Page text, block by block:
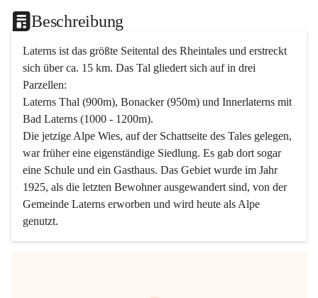
Beschreibung
Laterns ist das größte Seitental des Rheintales und erstreckt
sich über ca. 15 km. Das Tal gliedert sich auf in drei
Parzellen:
Laterns Thal (900m), Bonacker (950m) und Innerlaterns mit
Bad Laterns (1000 - 1200m).
Die jetzige Alpe Wies, auf der Schattseite des Tales gelegen,
war früher eine eigenständige Siedlung. Es gab dort sogar
eine Schule und ein Gasthaus. Das Gebiet wurde im Jahr
1925, als die letzten Bewohner ausgewandert sind, von der
Gemeinde Laterns erworben und wird heute als Alpe
genutzt.